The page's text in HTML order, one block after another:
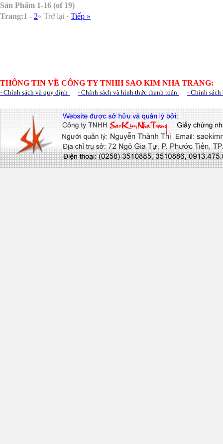
Sản Phẩm 1-16 (of 19)
Trang:1 - 2« Trở lại · Tiếp »
THÔNG TIN VỀ CÔNG TY TNHH SAO KIM NHA TRANG:
- Chính sách và quy định - Chính sách và hình thức thanh toán - Chính sách